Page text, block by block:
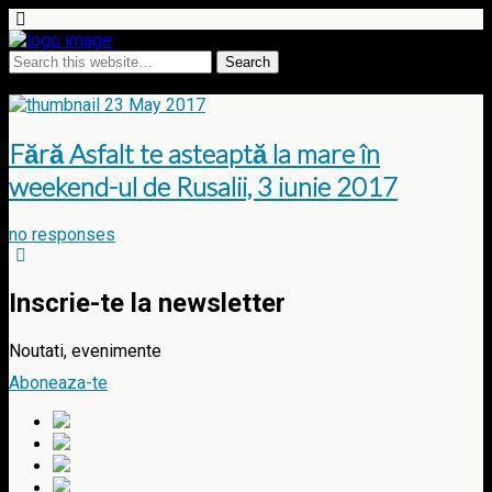
23 May 2017
Fără Asfalt te asteaptă la mare în
weekend-ul de Rusalii, 3 iunie 2017
no responses
Inscrie-te la newsletter
Noutati, evenimente
Aboneaza-te